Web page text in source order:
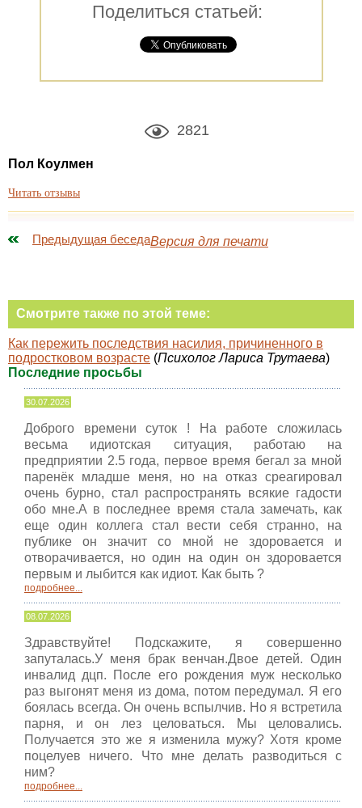
Поделиться статьей:
2821
Пол Коулмен
Читать отзывы
Предыдущая беседаВерсия для печати
Смотрите также по этой теме:
Как пережить последствия насилия, причиненного в
подростковом возрасте (Психолог Лариса Трутаева)
Последние просьбы
30.07.2026
Доброго времени суток ! На работе сложилась
весьма идиотская ситуация, работаю на
предприятии 2.5 года, первое время бегал за мной
паренёк младше меня, но на отказ среагировал
очень бурно, стал распространять всякие гадости
обо мне.А в последнее время стала замечать, как
еще один коллега стал вести себя странно, на
публике он значит со мной не здоровается и
отворачивается, но один на один он здоровается
первым и лыбится как идиот. Как быть ?
подробнее...
08.07.2026
Здравствуйте! Подскажите, я совершенно
запуталась.У меня брак венчан.Двое детей. Один
инвалид дцп. После его рождения муж несколько
раз выгонят меня из дома, потом передумал. Я его
боялась всегда. Он очень вспылчив. Но я встретила
парня, и он лез целоваться. Мы целовались.
Получается это же я изменила мужу? Хотя кроме
поцелуев ничего. Что мне делать разводиться с
ним?
подробнее...